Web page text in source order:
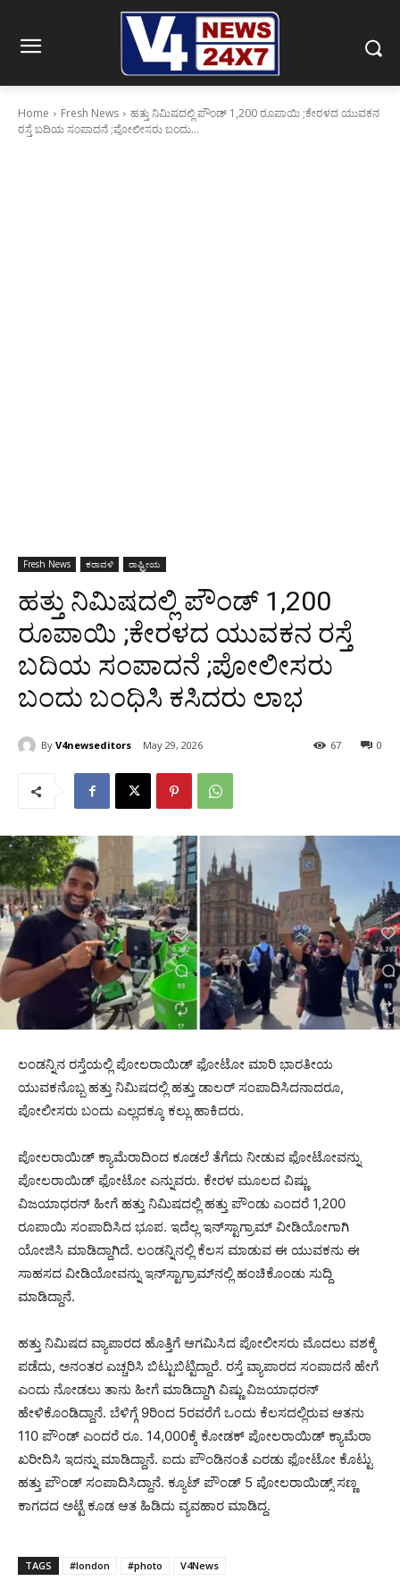
Home Fresh News
ಹತ್ತು ನಿಮಿಷದಲ್ಲಿ ಪೌಂಡ್ 1,200 ರೂಪಾಯಿ ;ಕೇರಳದ ಯುವಕನ
ರಸ್ತೆ ಬದಿಯ ಸಂಪಾದನೆ ;ಪೋಲೀಸರು ಬಂದು...
Fresh News ಕರಾವಳಿ ರಾಷ್ಟ್ರೀಯ
ಹತ್ತು ನಿಮಿಷದಲ್ಲಿ ಪೌಂಡ್ 1,200
ರೂಪಾಯಿ ;ಕೇರಳದ ಯುವಕನ ರಸ್ತೆ
ಬದಿಯ ಸಂಪಾದನೆ ;ಪೋಲೀಸರು
ಬಂದು ಬಂಧಿಸಿ ಕಸಿದರು ಲಾಭ
By V4newseditors May 29, 2026 0
67
ಲಂಡನ್ನಿನ ರಸ್ತೆಯಲ್ಲಿ ಪೋಲರಾಯಿಡ್ ಫೋಟೋ ಮಾರಿ ಭಾರತೀಯ
ಯುವಕನೊಬ್ಬ ಹತ್ತು ನಿಮಿಷದಲ್ಲಿ ಹತ್ತು ಡಾಲರ್ ಸಂಪಾದಿಸಿದನಾದರೂ,
ಪೋಲೀಸರು ಬಂದು ಎಲ್ಲದಕ್ಕೂ ಕಲ್ಲು ಹಾಕಿದರು.
ಪೋಲರಾಯಿಡ್ ಕ್ಯಾಮೆರಾದಿಂದ ಕೂಡಲೆ ತೆಗೆದು ನೀಡುವ ಫೋಟೋವನ್ನು
ಪೋಲರಾಯಿಡ್ ಫೋಟೋ ಎನ್ನುವರು. ಕೇರಳ ಮೂಲದ ವಿಷ್ಣು
ವಿಜಯಾಧರನ್ ಹೀಗೆ ಹತ್ತು ನಿಮಿಷದಲ್ಲಿ ಹತ್ತು ಪೌಂಡು ಎಂದರೆ 1,200
ರೂಪಾಯಿ ಸಂಪಾದಿಸಿದ ಭೂಪ. ಇದೆಲ್ಲ ಇನ್‍ಸ್ಟಾಗ್ರಾಮ್ ವೀಡಿಯೋಗಾಗಿ
ಯೋಜಿಸಿ ಮಾಡಿದ್ದಾಗಿದೆ. ಲಂಡನ್ನಿನಲ್ಲಿ ಕೆಲಸ ಮಾಡುವ ಈ ಯುವಕನು ಈ
ಸಾಹಸದ ವೀಡಿಯೋವನ್ನು ಇನ್‍ಸ್ಟಾಗ್ರಾಮ್‍ನಲ್ಲಿ ಹಂಚಿಕೊಂಡು ಸುದ್ದಿ
ಮಾಡಿದ್ದಾನೆ.
ಹತ್ತು ನಿಮಿಷದ ವ್ಯಾಪಾರದ ಹೊತ್ತಿಗೆ ಆಗಮಿಸಿದ ಪೋಲೀಸರು ಮೊದಲು ವಶಕ್ಕೆ
ಪಡೆದು, ಅನಂತರ ಎಚ್ಚರಿಸಿ ಬಿಟ್ಟುಬಿಟ್ಟಿದ್ದಾರೆ. ರಸ್ತೆ ವ್ಯಾಪಾರದ ಸಂಪಾದನೆ ಹೇಗೆ
ಎಂದು ನೋಡಲು ತಾನು ಹೀಗೆ ಮಾಡಿದ್ದಾಗಿ ವಿಷ್ಣು ವಿಜಯಾಧರನ್
ಹೇಳಿಕೊಂಡಿದ್ದಾನೆ. ಬೆಳಿಗ್ಗೆ 9ರಿಂದ 5ರವರೆಗೆ ಒಂದು ಕೆಲಸದಲ್ಲಿರುವ ಆತನು
110 ಪೌಂಡ್ ಎಂದರೆ ರೂ. 14,000ಕ್ಕೆ ಕೋಡಕ್ ಪೋಲರಾಯಿಡ್ ಕ್ಯಾಮೆರಾ
ಖರೀದಿಸಿ ಇದನ್ನು ಮಾಡಿದ್ದಾನೆ. ಐದು ಪೌಂಡಿನಂತೆ ಎರಡು ಫೋಟೋ ಕೊಟ್ಟು
ಹತ್ತು ಪೌಂಡ್ ಸಂಪಾದಿಸಿದ್ದಾನೆ. ಕ್ಯೂಟ್ ಪೌಂಡ್ 5 ಪೋಲರಾಯಿಡ್ಸ್ ಸಣ್ಣ
ಕಾಗದದ ಅಟ್ಟೆ ಕೂಡ ಆತ ಹಿಡಿದು ವ್ಯವಹಾರ ಮಾಡಿದ್ದ.
TAGS #london #photo V4News